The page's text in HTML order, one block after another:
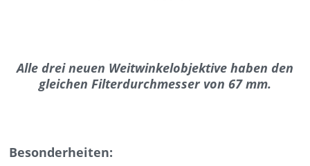
Alle drei neuen Weitwinkelobjektive haben den
gleichen Filterdurchmesser von 67 mm.
Besonderheiten: